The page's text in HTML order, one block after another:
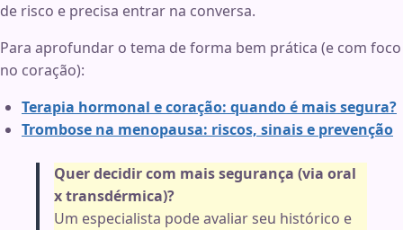
de risco e precisa entrar na conversa.
Para aprofundar o tema de forma bem prática (e com foco
no coração):
Terapia hormonal e coração: quando é mais segura?
Trombose na menopausa: riscos, sinais e prevenção
Quer decidir com mais segurança (via oral
x transdérmica)?
Um especialista pode avaliar seu histórico e